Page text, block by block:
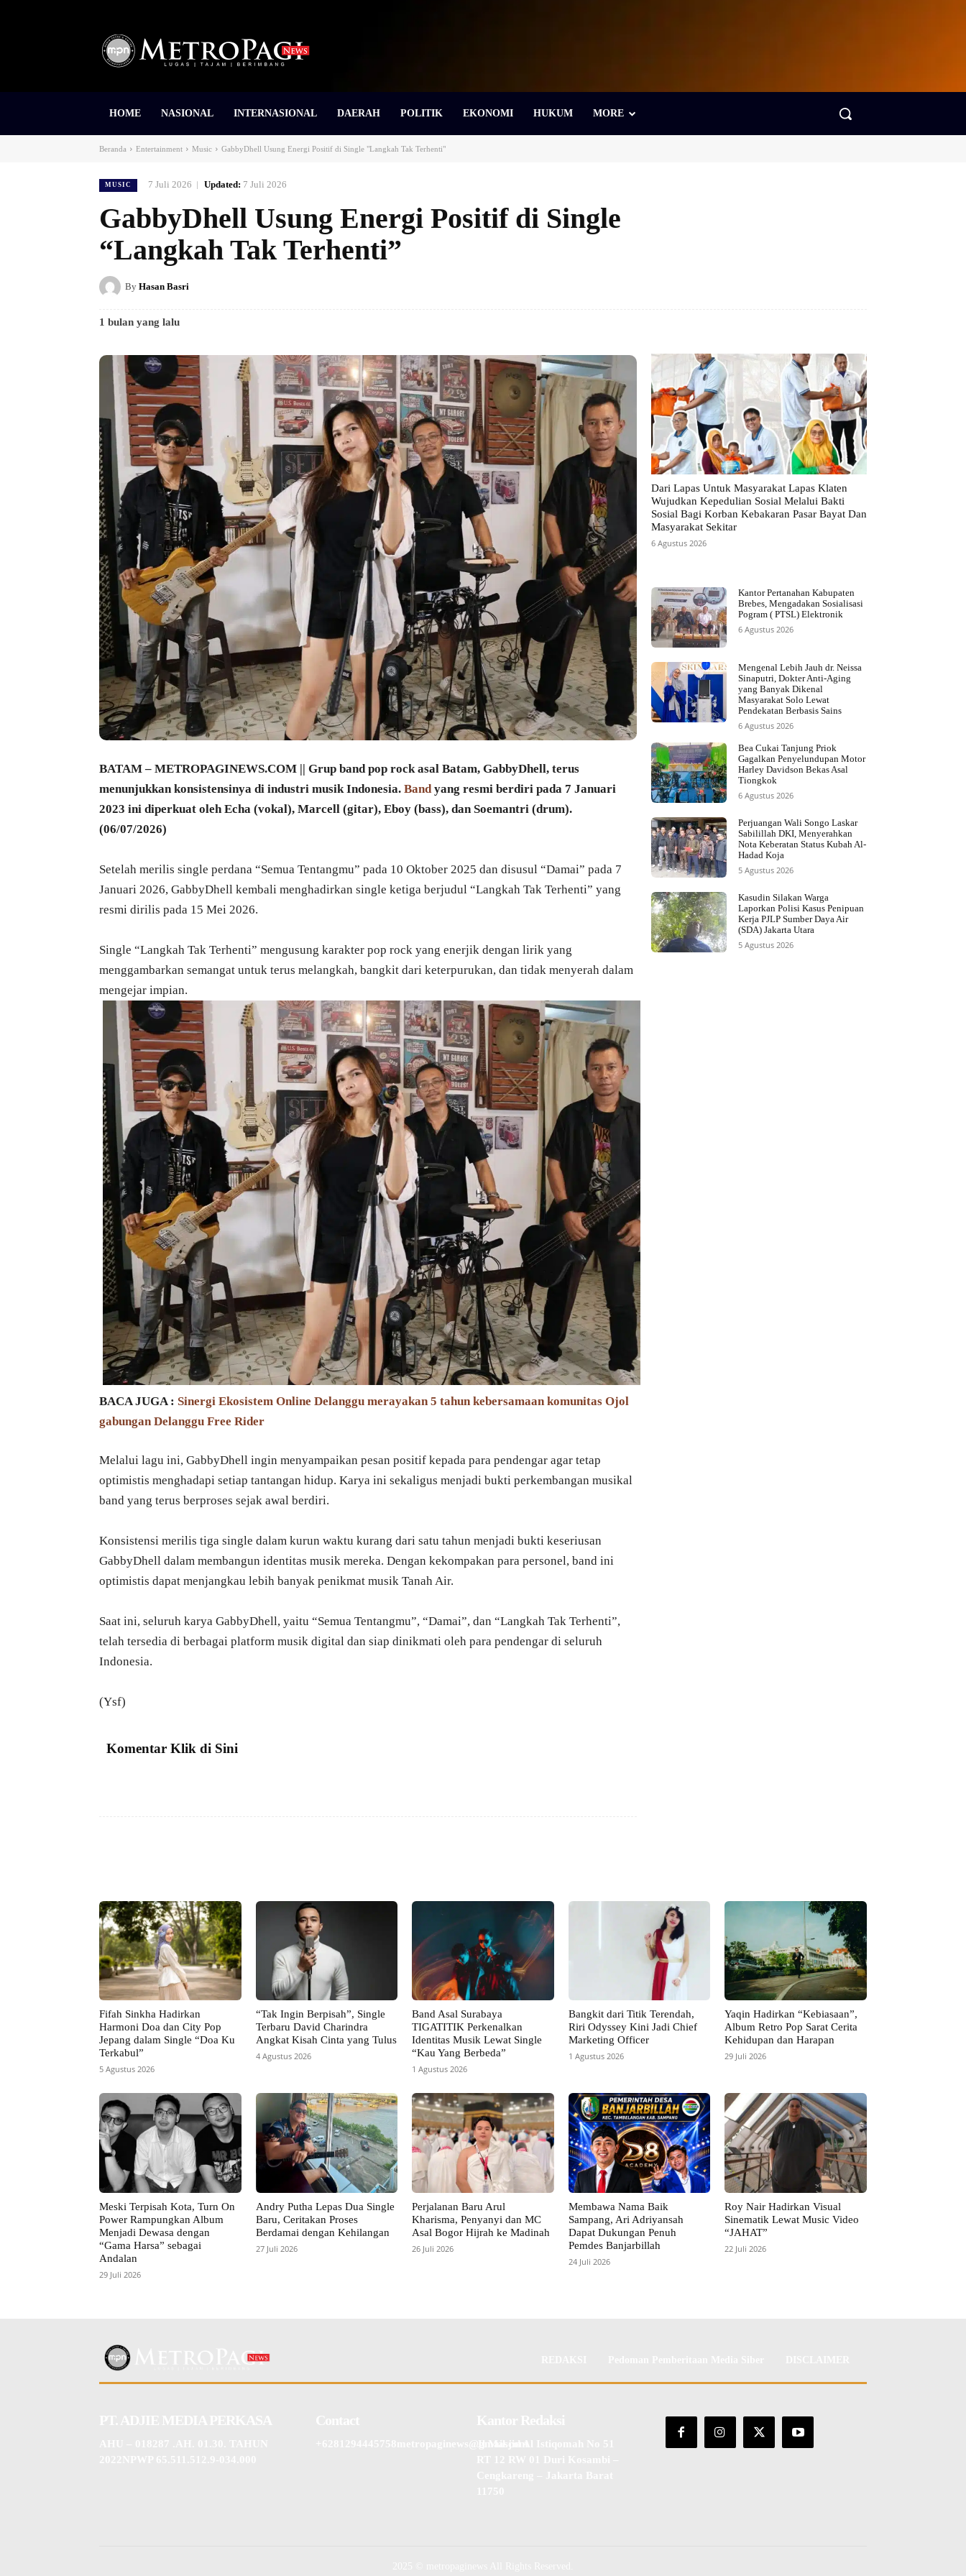
HOME NASIONAL INTERNASIONAL DAERAH POLITIK EKONOMI HUKUM MORE
Beranda Entertainment Music GabbyDhell Usung Energi Positif di Single "Langkah Tak Terhenti"
MUSIC 7 Juli 2026 Updated: 7 Juli 2026
GabbyDhell Usung Energi Positif di Single
“Langkah Tak Terhenti”
By Hasan Basri
1 bulan yang lalu
BATAM – METROPAGINEWS.COM || Grup band pop rock asal Batam, GabbyDhell, terus
menunjukkan konsistensinya di industri musik Indonesia. Band yang resmi berdiri pada 7 Januari
2023 ini diperkuat oleh Echa (vokal), Marcell (gitar), Eboy (bass), dan Soemantri (drum).
(06/07/2026)
Setelah merilis single perdana “Semua Tentangmu” pada 10 Oktober 2025 dan disusul “Damai” pada 7
Januari 2026, GabbyDhell kembali menghadirkan single ketiga berjudul “Langkah Tak Terhenti” yang
resmi dirilis pada 15 Mei 2026.
Single “Langkah Tak Terhenti” mengusung karakter pop rock yang enerjik dengan lirik yang
menggambarkan semangat untuk terus melangkah, bangkit dari keterpurukan, dan tidak menyerah dalam
mengejar impian.
BACA JUGA : Sinergi Ekosistem Online Delanggu merayakan 5 tahun kebersamaan komunitas Ojol
gabungan Delanggu Free Rider
Melalui lagu ini, GabbyDhell ingin menyampaikan pesan positif kepada para pendengar agar tetap
optimistis menghadapi setiap tantangan hidup. Karya ini sekaligus menjadi bukti perkembangan musikal
band yang terus berproses sejak awal berdiri.
Konsistensi merilis tiga single dalam kurun waktu kurang dari satu tahun menjadi bukti keseriusan
GabbyDhell dalam membangun identitas musik mereka. Dengan kekompakan para personel, band ini
optimistis dapat menjangkau lebih banyak penikmat musik Tanah Air.
Saat ini, seluruh karya GabbyDhell, yaitu “Semua Tentangmu”, “Damai”, dan “Langkah Tak Terhenti”,
telah tersedia di berbagai platform musik digital dan siap dinikmati oleh para pendengar di seluruh
Indonesia.
(Ysf)
Komentar Klik di Sini
Dari Lapas Untuk Masyarakat Lapas Klaten
Wujudkan Kepedulian Sosial Melalui Bakti
Sosial Bagi Korban Kebakaran Pasar Bayat Dan
Masyarakat Sekitar
6 Agustus 2026
Kantor Pertanahan Kabupaten
Brebes, Mengadakan Sosialisasi
Pogram ( PTSL) Elektronik
6 Agustus 2026
Mengenal Lebih Jauh dr. Neissa
Sinaputri, Dokter Anti-Aging
yang Banyak Dikenal
Masyarakat Solo Lewat
Pendekatan Berbasis Sains
6 Agustus 2026
Bea Cukai Tanjung Priok
Gagalkan Penyelundupan Motor
Harley Davidson Bekas Asal
Tiongkok
6 Agustus 2026
Perjuangan Wali Songo Laskar
Sabilillah DKI, Menyerahkan
Nota Keberatan Status Kubah Al-
Hadad Koja
5 Agustus 2026
Kasudin Silakan Warga
Laporkan Polisi Kasus Penipuan
Kerja PJLP Sumber Daya Air
(SDA) Jakarta Utara
5 Agustus 2026
Fifah Sinkha Hadirkan
Harmoni Doa dan City Pop
Jepang dalam Single “Doa Ku
Terkabul”
5 Agustus 2026
“Tak Ingin Berpisah”, Single
Terbaru David Charindra
Angkat Kisah Cinta yang Tulus
4 Agustus 2026
Band Asal Surabaya
TIGATITIK Perkenalkan
Identitas Musik Lewat Single
“Kau Yang Berbeda”
1 Agustus 2026
Bangkit dari Titik Terendah,
Riri Odyssey Kini Jadi Chief
Marketing Officer
1 Agustus 2026
Yaqin Hadirkan “Kebiasaan”,
Album Retro Pop Sarat Cerita
Kehidupan dan Harapan
29 Juli 2026
Meski Terpisah Kota, Turn On
Power Rampungkan Album
Menjadi Dewasa dengan
“Gama Harsa” sebagai
Andalan
29 Juli 2026
Andry Putha Lepas Dua Single
Baru, Ceritakan Proses
Berdamai dengan Kehilangan
27 Juli 2026
Perjalanan Baru Arul
Kharisma, Penyanyi dan MC
Asal Bogor Hijrah ke Madinah
26 Juli 2026
Membawa Nama Baik
Sampang, Ari Adriyansah
Dapat Dukungan Penuh
Pemdes Banjarbillah
24 Juli 2026
Roy Nair Hadirkan Visual
Sinematik Lewat Music Video
“JAHAT”
22 Juli 2026